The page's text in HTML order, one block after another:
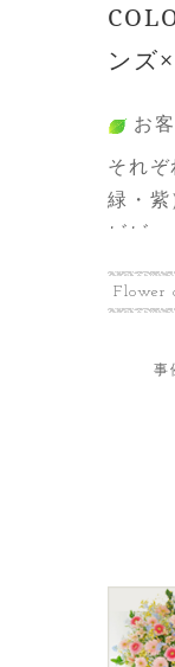
ンズ
お
それ
緑・紫
ビビ
ーン
てい
て見
げて
各キ
お
いつも
ブ出
ました
Flower
事